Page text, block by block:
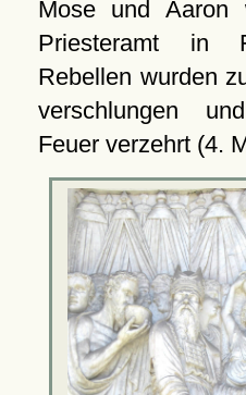
Mose und Aaron
Priesteramt in
Rebellen wurden
verschlungen
Feuer verzehrt (4.